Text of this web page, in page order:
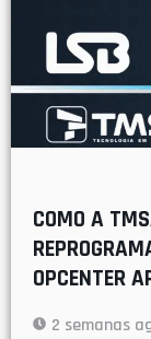
COMO A
OPCENTER
2 semanas